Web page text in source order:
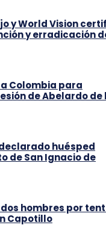
y World Vision
y erradicación
Colombia para
de Abelardo de
huésped
de San Ignacio de
hombres por
Capotillo